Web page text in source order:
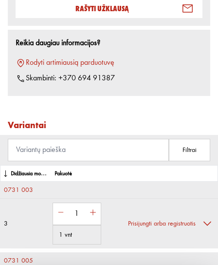
Rašyti užklausą
Reikia daugiau informacijos?
Rodyti artimiausią parduotuvę
Skambinti: +370 694 91387
Variantai
Filtrai
Didžiausia momentinė srovė
Pakuotė
0731 003
3
1 vnt
Prisijungti arba registruotis
0731 005